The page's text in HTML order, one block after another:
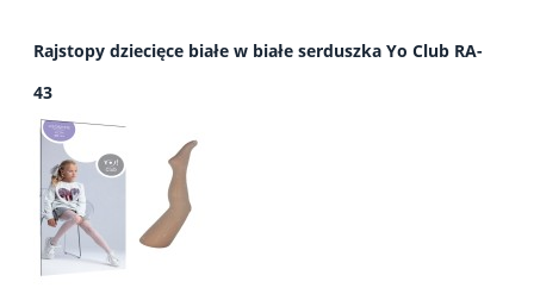
Rajstopy dziecięce białe w białe serduszka Yo Club RA-
43